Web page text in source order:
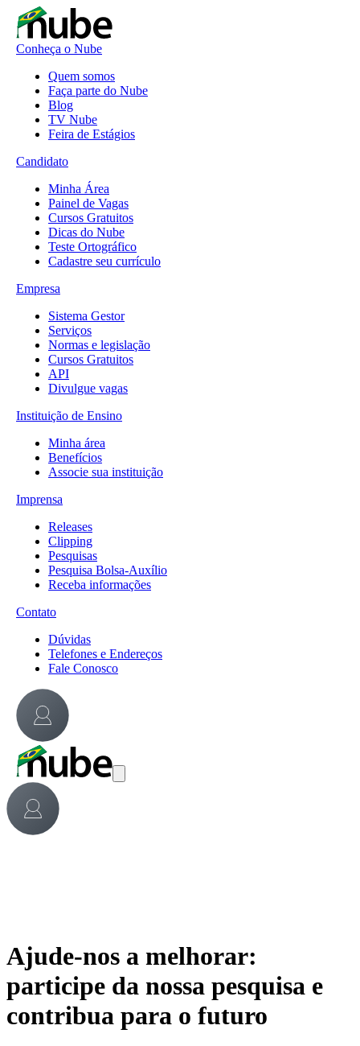
Conheça o Nube
Quem somos
Faça parte do Nube
Blog
TV Nube
Feira de Estágios
Candidato
Minha Área
Painel de Vagas
Cursos Gratuitos
Dicas do Nube
Teste Ortográfico
Cadastre seu currículo
Empresa
Sistema Gestor
Serviços
Normas e legislação
Cursos Gratuitos
API
Divulgue vagas
Instituição de Ensino
Minha área
Benefícios
Associe sua instituição
Imprensa
Releases
Clipping
Pesquisas
Pesquisa Bolsa-Auxílio
Receba informações
Contato
Dúvidas
Telefones e Endereços
Fale Conosco
Ajude-nos a melhorar:
participe da nossa pesquisa e
contribua para o futuro